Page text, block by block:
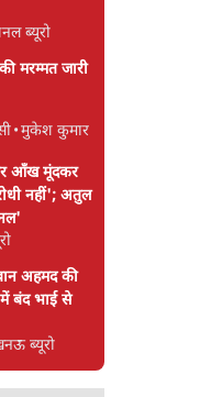
ब्यूरो
की मरम्मत जारी
•मुकेश कुमार
आँख मूंदकर
नहीं'; अतुल
अहमद की
बंद भाई से
ब्यूरो